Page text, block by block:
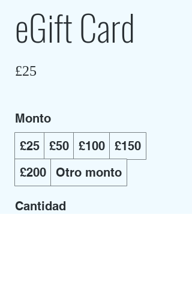
eGift Card
£25
Monto
£25
£50 £100
£150
£200
Otro monto
Cantidad